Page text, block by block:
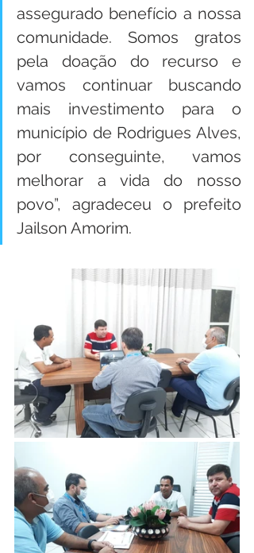
assegurado benefício a nossa
comunidade. Somos gratos
pela doação do recurso e
vamos continuar buscando
mais investimento para o
município de Rodrigues Alves,
por conseguinte, vamos
melhorar a vida do nosso
povo”, agradeceu o prefeito
Jailson Amorim.